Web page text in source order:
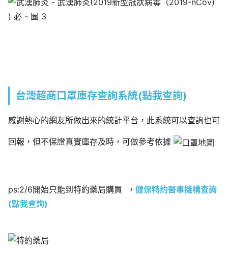
台灣超商口罩庫存查詢系統(點我查詢)
感謝熱心的網友所做出來的統計平台，此系統可以查詢也可
回報，但不保證真實庫存及時，可做參考依據
ps:2/6開始只能到特約藥局購買 ， 健保特約醫事機構查詢
(點我查詢)